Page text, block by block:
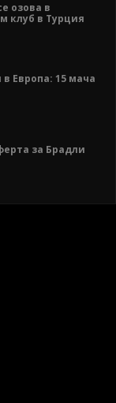
озова в
клуб в Турция
Европа: 15 мача
за Брадли